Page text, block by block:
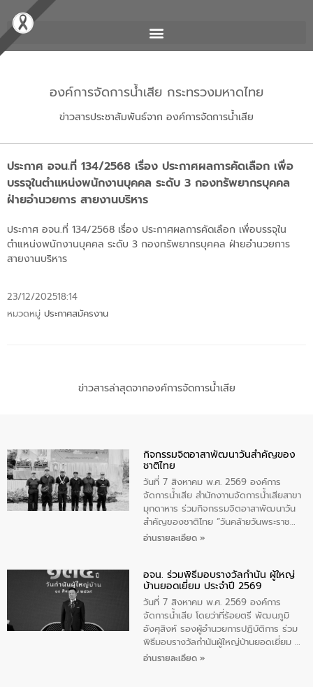
องค์การจัดการน้ำเสีย กระทรวงมหาดไทย
ข่าวสารประชาสัมพันธ์จาก องค์การจัดการน้ำเสีย
ประกาศ อจน.ที่ 134/2568 เรื่อง ประกาศผลการคัดเลือก เพื่อ
บรรจุในตำแหน่งพนักงานบุคคล ระดับ 3 กองทรัพยากรบุคคล
ฝ่ายอำนวยการ สายงานบริหาร
ประกาศ อจน.ที่ 134/2568 เรื่อง ประกาศผลการคัดเลือก เพื่อบรรจุใน
ตำแหน่งพนักงานบุคคล ระดับ 3 กองทรัพยากรบุคคล ฝ่ายอำนวยการ
สายงานบริหาร
23/12/202518:14
หมวดหมู่ ประกาศสมัครงาน
ข่าวสารล่าสุดจากองค์การจัดการน้ำเสีย
กิจกรรมจิตอาสาพัฒนาวันสําคัญของ
ชาติไทย
วันที่ 7 สิงหาคม พ.ศ. 2569 องค์การ
จัดการน้ำเสีย สำนักงาานจัดการน้ำเสียสาขา
มุกดาหาร ร่วมกิจกรรมจิตอาสาพัฒนาวัน
สําคัญของชาติไทย “วันคล้ายวันพระราช
สมภพ สมเด็จพระนางเจ้าสิริกิติ์พระบรม
ทิพย์คำ รองผู้ว่าราชการจังหวัดมุกดาหาร
เป็นประธานในพิธี ณ เรือนจําชั่วคราวนาโสก
ตําบลนาโสก อําเภอเมืองมุกดาหาร จังหวัด
มุกดาหาร โดยในกิจกรรมได้ร่วมปลูกป่า และ
ทําความสะอาดภายในบริเวณ จัดกิจกรรม
เพื่อถวายเป็นพระราชกุศล สมเด็จพระนาง
เจ้าสิริกิติ์พระบรมราชินีนาถ พระบรมราช
อ่านรายละเอียด »
อจน. ร่วมพิธีมอบรางวัลกำนัน ผู้ใหญ่
บ้านยอดเยี่ยม ประจำปี 2569
วันที่ 7 สิงหาคม พ.ศ. 2569 องค์การ
จัดการน้ำเสีย โดยว่าที่ร้อยตรี พัฒนภูมิ
อังศุสิงห์ รองผู้อำนวยการปฏิบัติการ ร่วม
พิธีมอบรางวัลกำนันผู้ใหญ่บ้านยอดเยี่ยม ณ
ทำเนียบรัฐบาล โดยมีนายอนุทิน ชาญวีรกูล
อ่านรายละเอียด »